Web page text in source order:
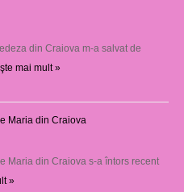
din Craiova m-a salvat de
mai mult »
Maria din Craiova
Maria din Craiova s-a întors recent
»